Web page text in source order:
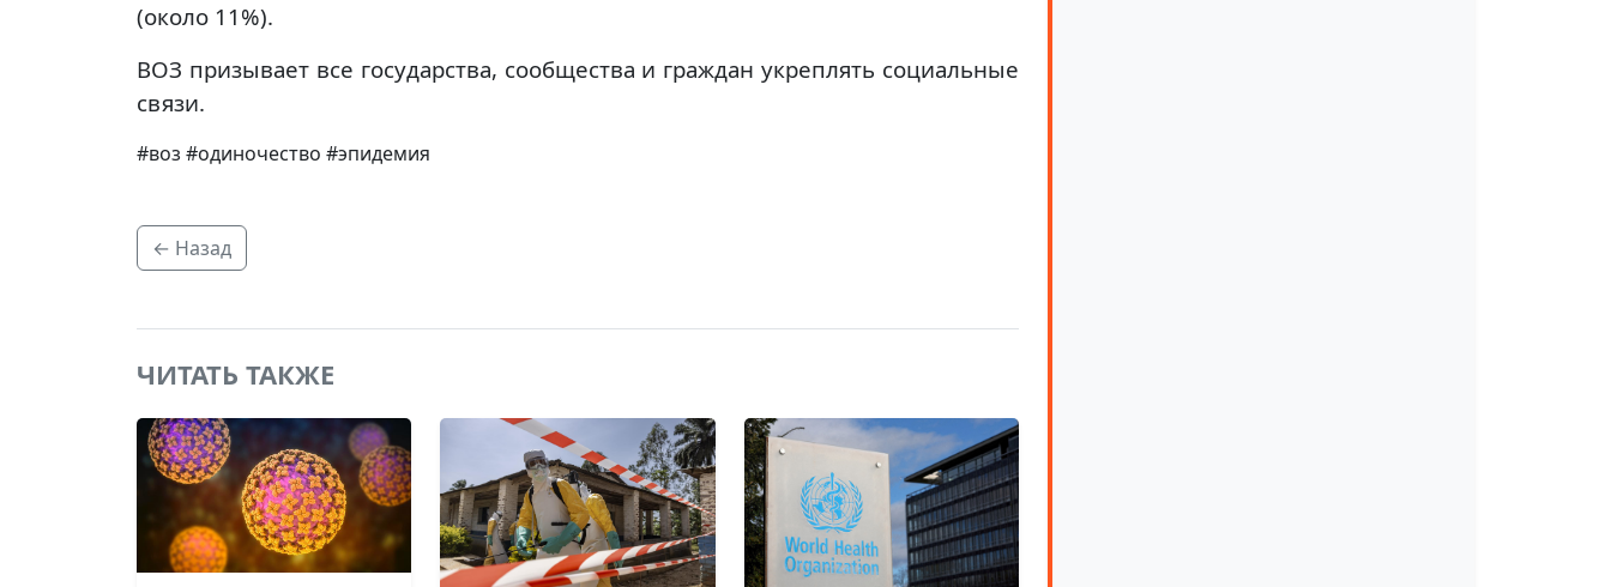
(около 11%).
ВОЗ призывает все государства, сообщества и граждан укреплять социальные
связи.
#воз #одиночество #эпидемия
← Назад
ЧИТАТЬ ТАКЖЕ